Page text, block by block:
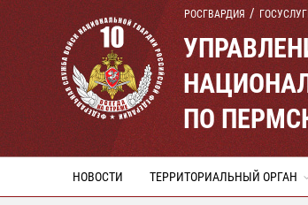
РОСГВАРДИЯ
ПО
НОВОСТИ ТЕРРИТОРИАЛЬНЫЙ ОРГАН